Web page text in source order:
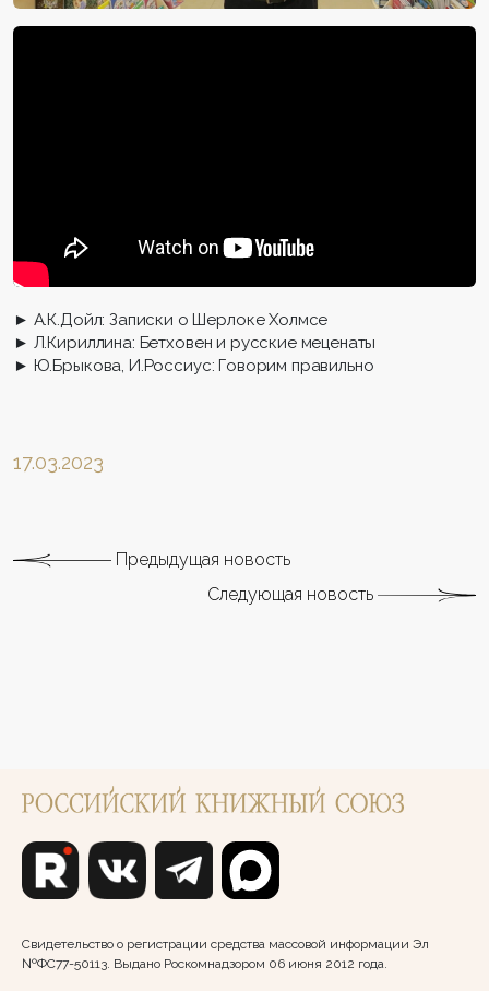
► А.К.Дойл: Записки о Шерлоке Холмсе
► Л.Кириллина: Бетховен и русские меценаты
► Ю.Брыкова, И.Россиус: Говорим правильно
17.03.2023
Предыдущая новость
Следующая новость
Свидетельство о регистрации средства массовой информации Эл
№ФС77-50113. Выдано Роскомнадзором 06 июня 2012 года.